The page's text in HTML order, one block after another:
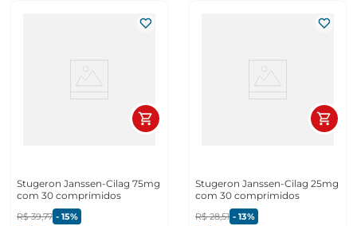
Stugeron Janssen-Cilag 75mg
com 30 comprimidos
R$ 39,77 - 15%
Stugeron Janssen-Cilag 25mg
com 30 comprimidos
R$ 28,51 - 13%